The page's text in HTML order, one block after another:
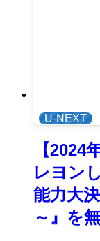
U-NEXT
【2024
レヨン
能力大
～』を